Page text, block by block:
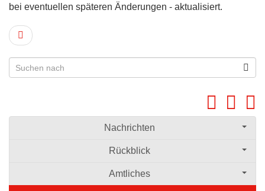
bei eventuellen späteren Änderungen - aktualisiert.
Nachrichten
Rückblick
Amtliches